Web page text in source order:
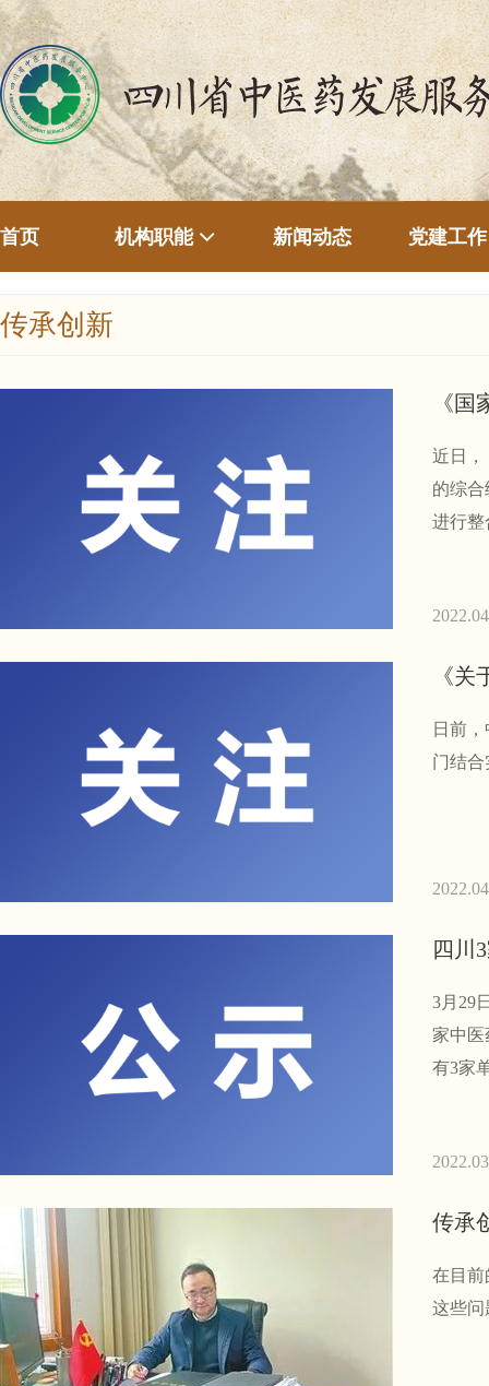
首页 机构职能 新闻动态 党建工作
传承创新
《
近日，
的综
进行整
日前
门结
四川
3月29
家中
有3家
在目前
这些问